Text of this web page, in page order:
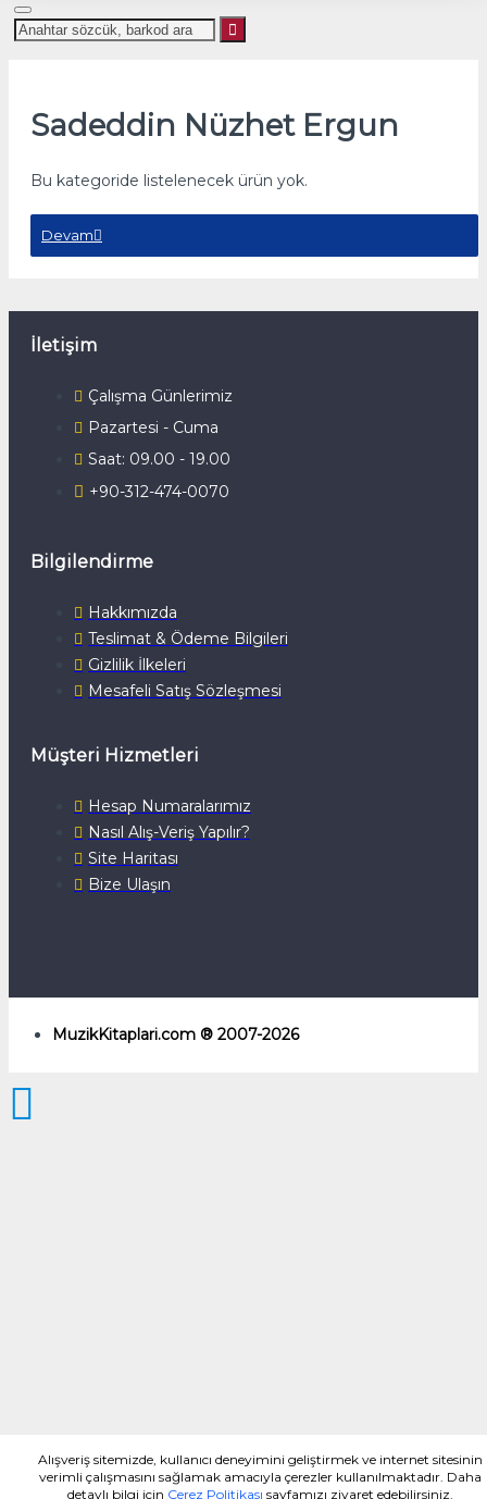
Sadeddin Nüzhet Ergun
Bu kategoride listelenecek ürün yok.
Devam
İletişim
Çalışma Günlerimiz
Pazartesi - Cuma
Saat: 09.00 - 19.00
+90-312-474-0070
Bilgilendirme
Hakkımızda
Teslimat & Ödeme Bilgileri
Gizlilik İlkeleri
Mesafeli Satış Sözleşmesi
Müşteri Hizmetleri
Hesap Numaralarımız
Nasıl Alış-Veriş Yapılır?
Site Haritası
Bize Ulaşın
MuzikKitaplari.com ® 2007-2026
Alışveriş sitemizde, kullanıcı deneyimini geliştirmek ve internet sitesinin
verimli çalışmasını sağlamak amacıyla çerezler kullanılmaktadır. Daha
detaylı bilgi için Çerez Politikası sayfamızı ziyaret edebilirsiniz.